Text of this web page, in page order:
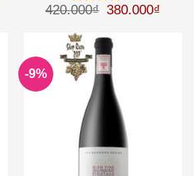
Giá hiện tại là: 1.170.000₫.
Được
45 sao
420.000₫ Giá gốc là:
380.000₫
-9%